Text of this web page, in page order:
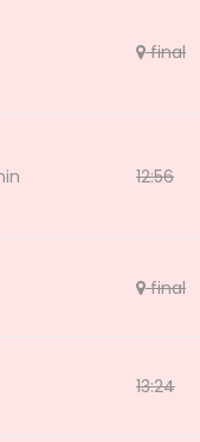
final
12:56
final
13:24